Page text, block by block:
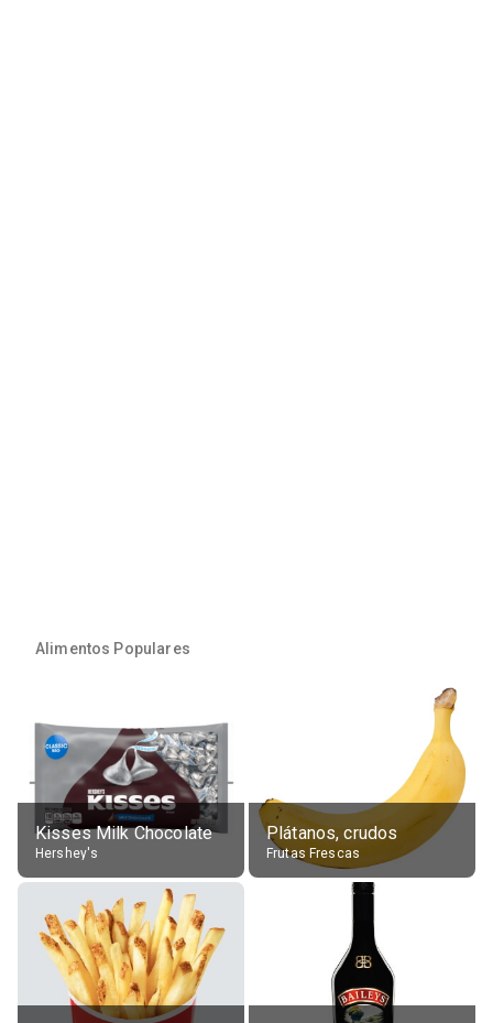
Alimentos Populares
Kisses Milk Chocolate
Hershey's
Plátanos, crudos
Frutas Frescas